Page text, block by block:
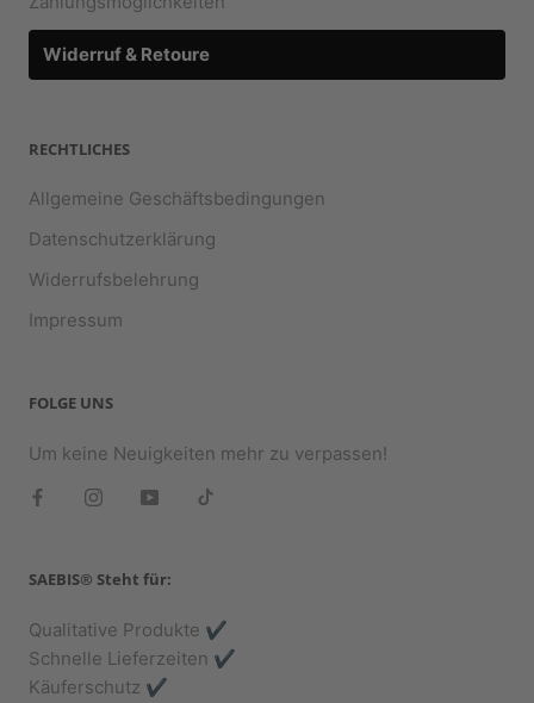
Widerruf & Retoure
RECHTLICHES
Allgemeine Geschäftsbedingungen
Datenschutzerklärung
Widerrufsbelehrung
Impressum
FOLGE UNS
Um keine Neuigkeiten mehr zu verpassen!
SAEBIS® Steht für:
Qualitative Produkte ✔️
Schnelle Lieferzeiten ✔️
Käuferschutz ✔️